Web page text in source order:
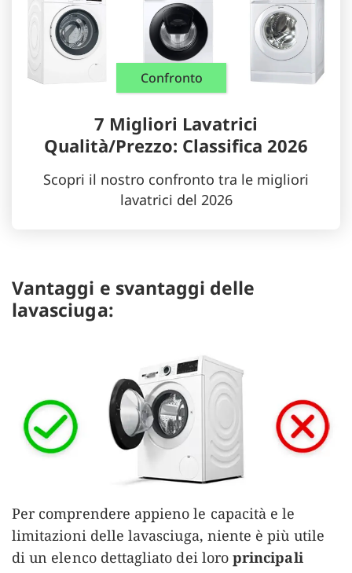
Confronto
7 Migliori Lavatrici
Qualità/Prezzo: Classifica 2026
Scopri il nostro confronto tra le migliori
lavatrici del 2026
Vantaggi e svantaggi delle
lavasciuga:
Per comprendere appieno le capacità e le
limitazioni delle lavasciuga, niente è più utile
di un elenco dettagliato dei loroprincipali